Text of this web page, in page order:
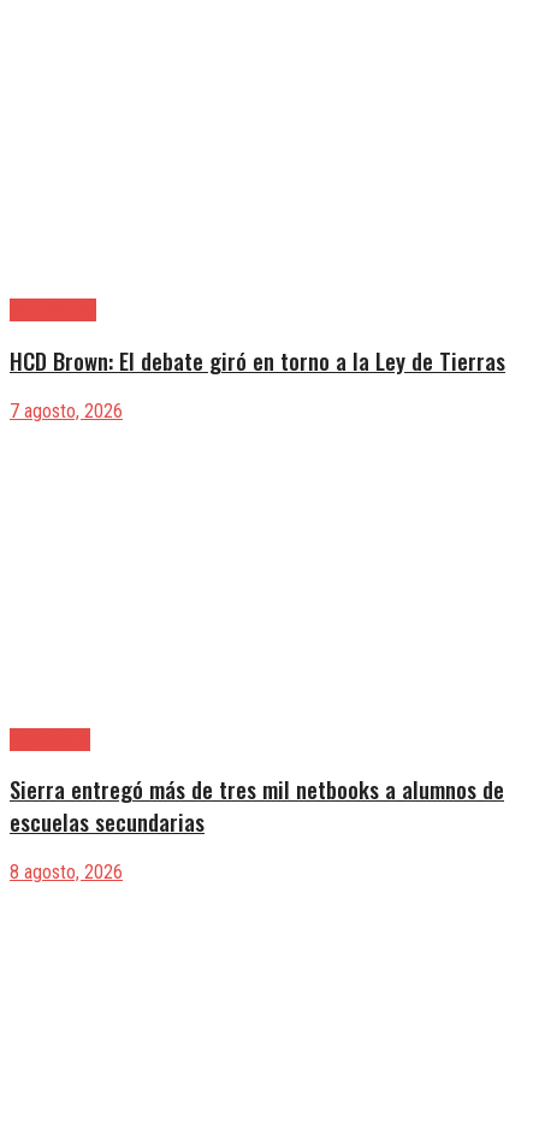
HCD Brown: El debate giró en torno a la Ley de Tierras
7 agosto, 2026
Sierra entregó más de tres mil netbooks a alumnos de
escuelas secundarias
8 agosto, 2026